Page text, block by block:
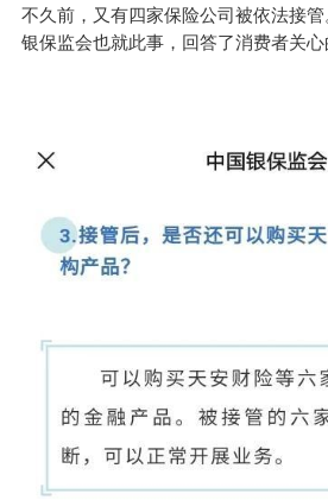
不久前，又有四家保险公司被依法接管
银保监会也就此事，回答了消费者关心